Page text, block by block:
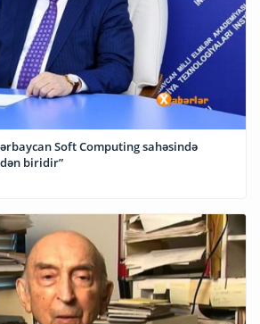
Soft Computing sahəsində
biridir”